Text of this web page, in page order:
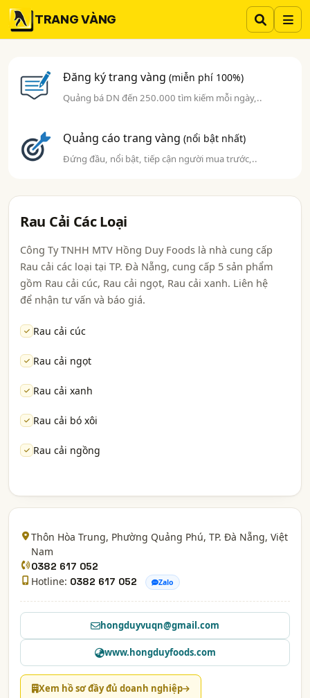
TRANG VÀNG
Đăng ký trang vàng(miễn phí 100%)
Quảng bá DN đến 250.000 tìm kiếm mỗi ngày,..
Quảng cáo trang vàng(nổi bật nhất)
Đứng đầu, nổi bật, tiếp cận người mua trước,..
Rau Cải Các Loại
Công Ty TNHH MTV Hồng Duy Foods là nhà cung cấp
Rau cải các loại tại TP. Đà Nẵng, cung cấp 5 sản phẩm
gồm Rau cải cúc, Rau cải ngọt, Rau cải xanh. Liên hệ
để nhận tư vấn và báo giá.
Rau cải cúc
Rau cải ngọt
Rau cải xanh
Rau cải bó xôi
Rau cải ngồng
Thôn Hòa Trung, Phường Quảng Phú, TP. Đà Nẵng, Việt
Nam
0382 617 052
Hotline: 0382 617 052 Zalo
hongduyvuqn@gmail.com
www.hongduyfoods.com
Xem hồ sơ đầy đủ doanh nghiệp